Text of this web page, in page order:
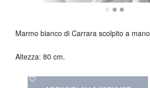
Marmo bianco di Carrara scolpito a mano
Altezza: 80 cm.